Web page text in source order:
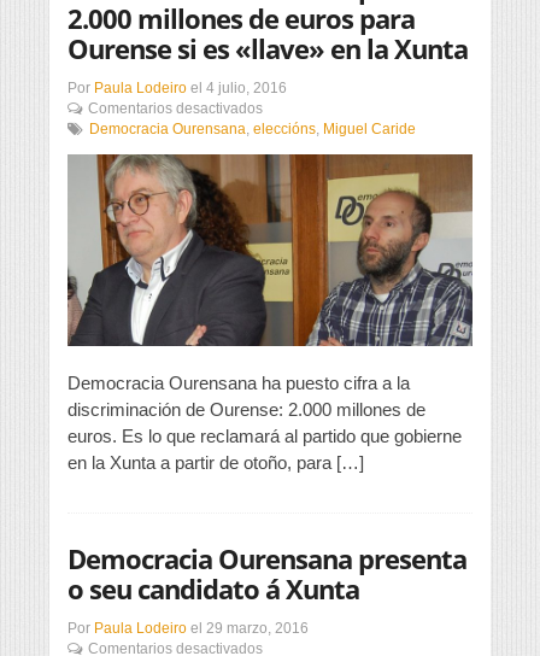
2.000 millones de euros para
Ourense si es «llave» en la Xunta
Por Paula Lodeiro el 4 julio, 2016
Comentarios desactivadosen
Democracia
millones
para
Ourense
si
es
en
la
Xunta
Democracia Ourensana, eleccións, Miguel Caride
Democracia Ourensana ha puesto cifra a la
discriminación de Ourense: 2.000 millones de
euros. Es lo que reclamará al partido que gobierne
en la Xunta a partir de otoño, para […]
Democracia Ourensana presenta
o seu candidato á Xunta
Por Paula Lodeiro el 29 marzo, 2016
Comentarios desactivadosen